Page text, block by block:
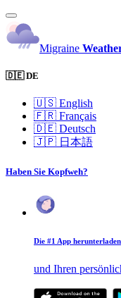
Migraine
🇩🇪 DE
🇺🇸 English
🇫🇷 Français
🇩🇪 Deutsch
🇯🇵 日本語
Haben Sie Kopfweh?
Die #1 App herunterladen
und Ihren